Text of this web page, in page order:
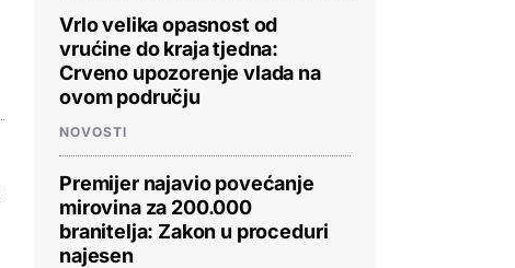
Vrlo velika opasnost od
vrućine do kraja tjedna:
Crveno upozorenje vlada na
ovom području
NOVOSTI
Premijer najavio povećanje
mirovina za 200.000
branitelja: Zakon u proceduri
najesen